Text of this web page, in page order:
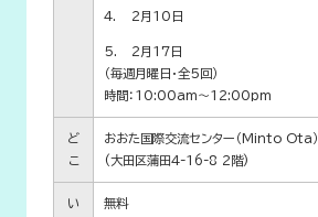
2月10日
2月17日
（毎週月曜日・全5回）
時間：10:00am～12:00pm
ど
こ
おおた国際交流センター（Minto Ota）
(大田区蒲田4-16-8 2階)
い
無料